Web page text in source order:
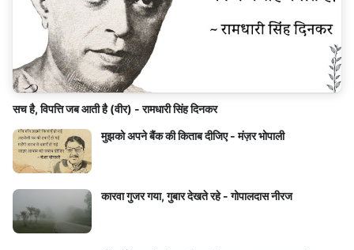
सच है, विपत्ति जब आती है (वीर) - रामधारी सिंह दिनकर
मुझको अपने बैंक की किताब दीजिए - मंज़र भोपाली
कारवा गुजर गया, गुबार देखते रहे - गोपालदास नीरज